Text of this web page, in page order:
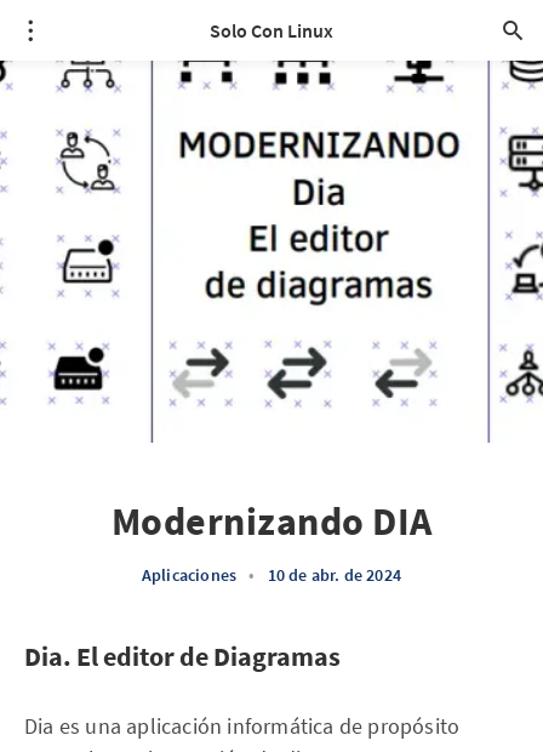
Solo Con Linux
Modernizando DIA
Aplicaciones • 10 de abr. de 2024
Dia. El editor de Diagramas
Dia es una aplicación informática de propósito